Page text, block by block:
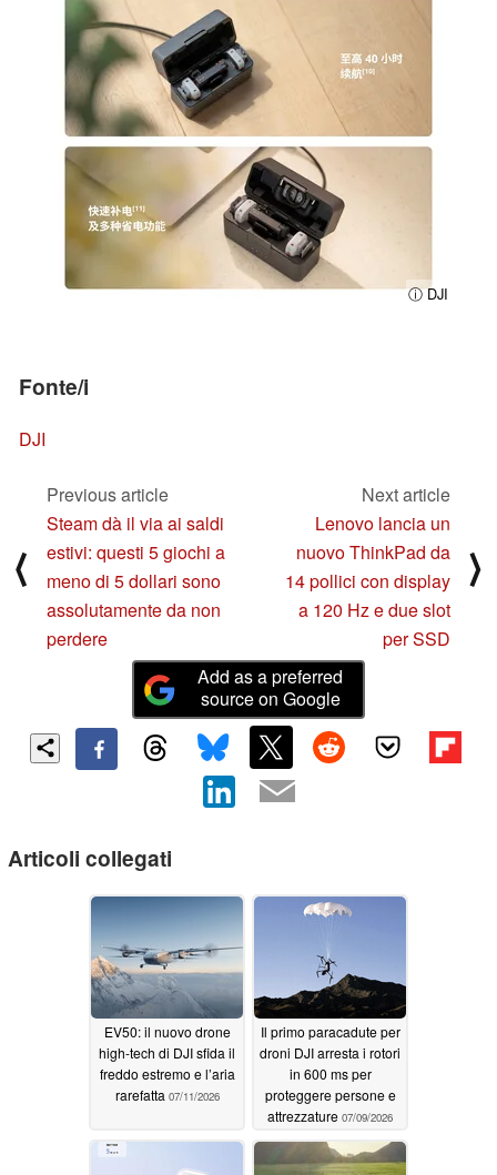
ⓘ DJI
Fonte/i
DJI
⟨
Previous article
Steam dà il via ai saldi
estivi: questi 5 giochi a
meno di 5 dollari sono
assolutamente da non
perdere
Next article
Lenovo lancia un
nuovo ThinkPad da
14 pollici con display
a 120 Hz e due slot
per SSD
⟩
Add as a preferred
source on Google
Articoli collegati
EV50: il nuovo drone
high-tech di DJI sfida il
freddo estremo e l’aria
rarefatta 07/11/2026
Il primo paracadute per
droni DJI arresta i rotori
in 600 ms per
proteggere persone e
attrezzature 07/09/2026